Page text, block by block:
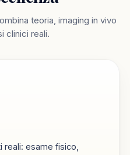
teoria, imaging in vivo
clinici reali.
reali: esame fisico,